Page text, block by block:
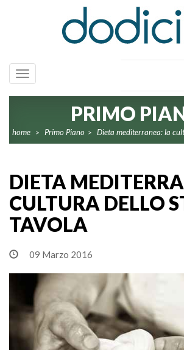
Toggle
navigation
PRIMO
home > Primo Piano > Dieta mediterranea: la
DIETA
CULTURA DELLO
TAVOLA
09 Marzo 2016